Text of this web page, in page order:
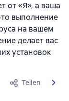
от «Я», а ваша
выполнение
на вашем
делает вас
установок
Teilen